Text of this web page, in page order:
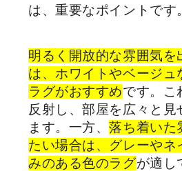
は、重要なポイントです
明るく開放的な雰囲気を
は、ホワイトやベージュ
ラグがおすすめです。こ
反射し、部屋を広々と見
ます。一方、落ち着いた
たい場合は、グレーやネ
みのある色のラグが適し